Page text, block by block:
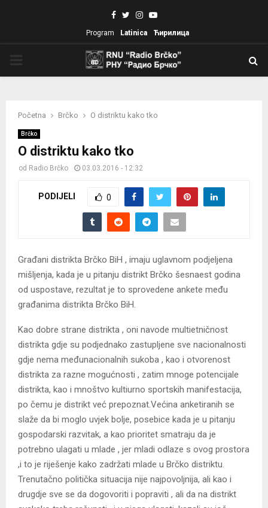
Facebook
TwitterInstagram
Youtube
Program Latinica Ћирилица
Početna Brčko O distriktu kako tko
Brčko
O distriktu kako tko
od Radio Brčko 03.03.2016 - 12:32
PODIJELI 0
Građani distrikta Brčko BiH , imaju uglavnom podjeljena
mišljenja, kada je u pitanju distrikt Brčko šesnaest godina
od uspostave, rezultat je to sprovedene ankete među
građanima distrikta Brčko BiH.
Kao dobre strane distrikta , oni navode multietničnost
distrikta gdje su podjednako zastupljene sve nacionalnosti
gdje nema međunacionalnih sukoba , kao i otvorenost
distrikta za razne mogućnosti , zatim mnoge potencijale
distrikta, kao i mnoštvo kultiurno sportskih manifestacija,
po čemu je distrikt već prepoznat.Većina anketiranih se
slaže da bi moglo uvjek bolje, posebice kada je u pitanju
gospodarski razvitak, a kao prioritet smatraju da je
potrebno ulagati u mlade , jer mladi odlaze s ovog prostora
,i to je riješenje kako zadržati mlade u Brčko distriktu.
Trenutačno politička situacija nije najpovoljnija, ali kao i
drugdje sve se da dogovoriti i popraviti , ali da na distrikt